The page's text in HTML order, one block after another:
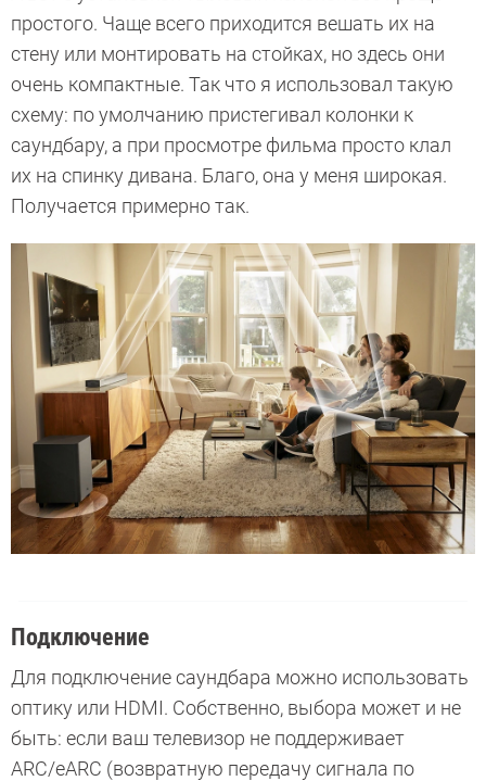
простого. Чаще всего приходится вешать их на
стену или монтировать на стойках, но здесь они
очень компактные. Так что я использовал такую
схему: по умолчанию пристегивал колонки к
саундбару, а при просмотре фильма просто клал
их на спинку дивана. Благо, она у меня широкая.
Получается примерно так.
Подключение
Для подключение саундбара можно использовать
оптику или HDMI. Собственно, выбора может и не
быть: если ваш телевизор не поддерживает
ARC/eARC (возвратную передачу сигнала по